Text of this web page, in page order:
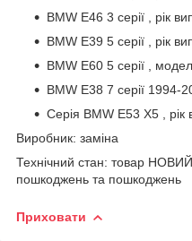
BMW E46 3 серії , рік
BMW E39 5 серії , рік
BMW E60 5 серії ,
BMW E38 7 серії 1994-
Серія BMW E53 X5 , рік
Виробник: заміна
Технічний стан: товар
пошкоджень та пошкоджень
Приховати